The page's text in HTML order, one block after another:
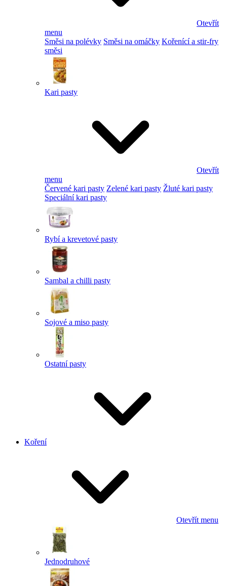
Otevřít
menu
Směsi na polévky Směsi na omáčky Kořenící a stir-fry
směsi
Kari pasty
Otevřít
menu
Červené kari pasty Zelené kari pasty Žluté kari pasty
Speciální kari pasty
Rybí a krevetové pasty
Sambal a chilli pasty
Sojové a miso pasty
Ostatní pasty
Koření
Otevřít menu
Jednodruhové